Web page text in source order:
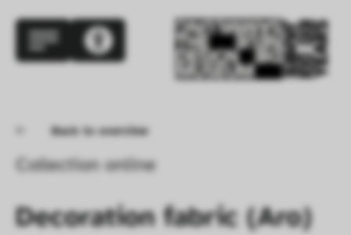
Back to overview
Collection online
Decoration fabric (Aro)